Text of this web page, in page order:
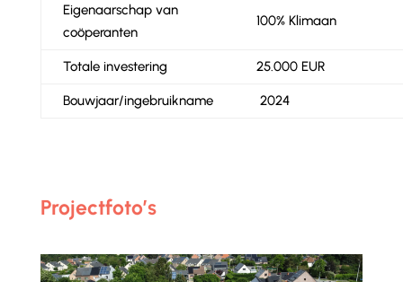
Eigenaarschap van
coöperanten
100% Klimaan
Totale investering 25.000 EUR
Bouwjaar/ingebruikname 2024
Projectfoto’s